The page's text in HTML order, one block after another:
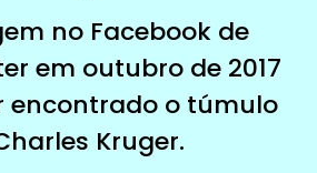
no Facebook de
em outubro de 2017
encontrado o túmulo
Kruger.